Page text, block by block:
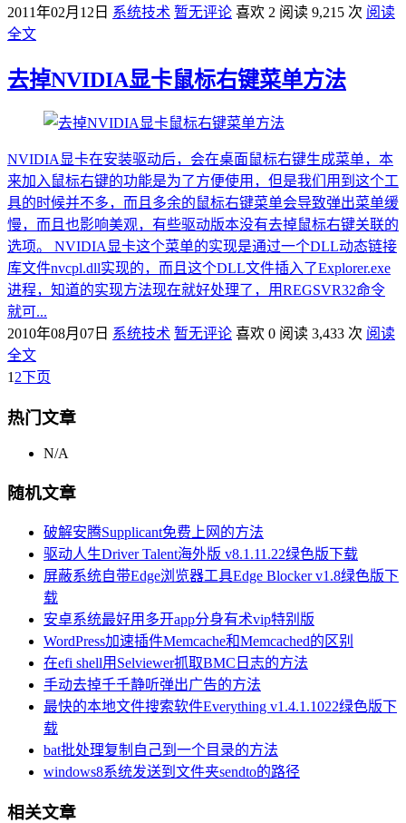
2011年02月12日 系统技术 暂无评论 喜欢 2 阅读 9,215 次 阅读
全文
去掉NVIDIA显卡鼠标右键菜单方法
NVIDIA显卡在安装驱动后，会在桌面鼠标右键生成菜单，本
来加入鼠标右键的功能是为了方便使用，但是我们用到这个工
具的时候并不多，而且多余的鼠标右键菜单会导致弹出菜单缓
慢，而且也影响美观，有些驱动版本没有去掉鼠标右键关联的
选项。 NVIDIA显卡这个菜单的实现是通过一个DLL动态链接
库文件nvcpl.dll实现的，而且这个DLL文件插入了Explorer.exe
进程，知道的实现方法现在就好处理了，用REGSVR32命令
就可...
2010年08月07日 系统技术 暂无评论 喜欢 0 阅读 3,433 次 阅读
全文
12下页
热门文章
N/A
随机文章
破解安腾Supplicant免费上网的方法
驱动人生Driver Talent海外版 v8.1.11.22绿色版下载
屏蔽系统自带Edge浏览器工具Edge Blocker v1.8绿色版下
载
安卓系统最好用多开app分身有术vip特别版
WordPress加速插件Memcache和Memcached的区别
在efi shell用Selviewer抓取BMC日志的方法
手动去掉千千静听弹出广告的方法
最快的本地文件搜索软件Everything v1.4.1.1022绿色版下
载
bat批处理复制自己到一个目录的方法
windows8系统发送到文件夹sendto的路径
相关文章